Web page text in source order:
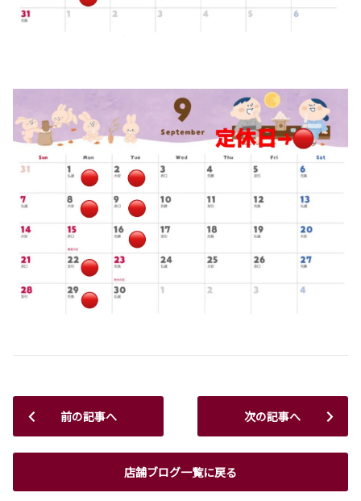
前の記事へ
店舗ブログ一覧に戻る
次の記事へ